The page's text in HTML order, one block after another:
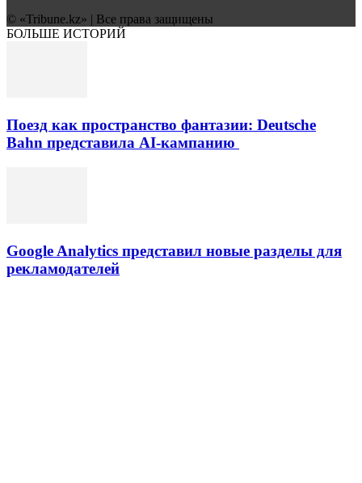
© «Tribune.kz» | Все права защищены
БОЛЬШЕ ИСТОРИЙ
Поезд как пространство фантазии: Deutsche
Bahn представила AI-кампанию
Google Analytics представил новые разделы для
рекламодателей